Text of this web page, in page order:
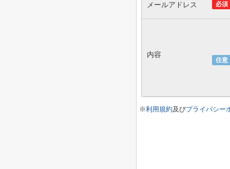
必須
メールアドレス
任意
内容
※利用規約及びプライバシー